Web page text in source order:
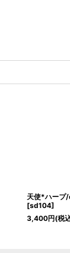
天使*ハー
[sd104]
3,400円(税